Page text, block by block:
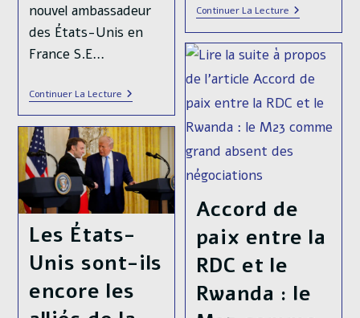
nouvel ambassadeur
des États-Unis en
France S.E…
Continuer La LectureL’ambassadeur
Des
États-
Unis
Convoqué
Au
Quai
D’Orsay
Pour
Avoir
La
D’Emmanuel
MACRON
Continuer La LectureLe
Qatar,
Fondements
D’un
Petit
Riche
Pays,
Aux
Grandes
Ambitions
Accord de
paix entre la
RDC et le
Rwanda : le
Les États-
Unis sont-ils
encore les